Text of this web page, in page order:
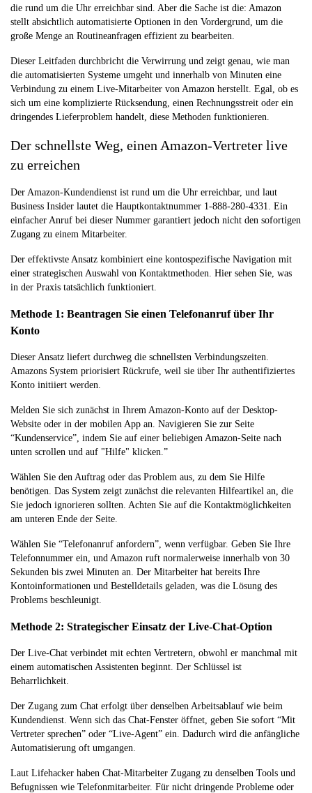
die rund um die Uhr erreichbar sind. Aber die Sache ist die: Amazon
stellt absichtlich automatisierte Optionen in den Vordergrund, um die
große Menge an Routineanfragen effizient zu bearbeiten.
Dieser Leitfaden durchbricht die Verwirrung und zeigt genau, wie man
die automatisierten Systeme umgeht und innerhalb von Minuten eine
Verbindung zu einem Live-Mitarbeiter von Amazon herstellt. Egal, ob es
sich um eine komplizierte Rücksendung, einen Rechnungsstreit oder ein
dringendes Lieferproblem handelt, diese Methoden funktionieren.
Der schnellste Weg, einen Amazon-Vertreter live
zu erreichen
Der Amazon-Kundendienst ist rund um die Uhr erreichbar, und laut
Business Insider lautet die Hauptkontaktnummer 1-888-280-4331. Ein
einfacher Anruf bei dieser Nummer garantiert jedoch nicht den sofortigen
Zugang zu einem Mitarbeiter.
Der effektivste Ansatz kombiniert eine kontospezifische Navigation mit
einer strategischen Auswahl von Kontaktmethoden. Hier sehen Sie, was
in der Praxis tatsächlich funktioniert.
Methode 1: Beantragen Sie einen Telefonanruf über Ihr
Konto
Dieser Ansatz liefert durchweg die schnellsten Verbindungszeiten.
Amazons System priorisiert Rückrufe, weil sie über Ihr authentifiziertes
Konto initiiert werden.
Melden Sie sich zunächst in Ihrem Amazon-Konto auf der Desktop-
Website oder in der mobilen App an. Navigieren Sie zur Seite
“Kundenservice”, indem Sie auf einer beliebigen Amazon-Seite nach
unten scrollen und auf "Hilfe" klicken.”
Wählen Sie den Auftrag oder das Problem aus, zu dem Sie Hilfe
benötigen. Das System zeigt zunächst die relevanten Hilfeartikel an, die
Sie jedoch ignorieren sollten. Achten Sie auf die Kontaktmöglichkeiten
am unteren Ende der Seite.
Wählen Sie “Telefonanruf anfordern”, wenn verfügbar. Geben Sie Ihre
Telefonnummer ein, und Amazon ruft normalerweise innerhalb von 30
Sekunden bis zwei Minuten an. Der Mitarbeiter hat bereits Ihre
Kontoinformationen und Bestelldetails geladen, was die Lösung des
Problems beschleunigt.
Methode 2: Strategischer Einsatz der Live-Chat-Option
Der Live-Chat verbindet mit echten Vertretern, obwohl er manchmal mit
einem automatischen Assistenten beginnt. Der Schlüssel ist
Beharrlichkeit.
Der Zugang zum Chat erfolgt über denselben Arbeitsablauf wie beim
Kundendienst. Wenn sich das Chat-Fenster öffnet, geben Sie sofort “Mit
Vertreter sprechen” oder “Live-Agent” ein. Dadurch wird die anfängliche
Automatisierung oft umgangen.
Laut Lifehacker haben Chat-Mitarbeiter Zugang zu denselben Tools und
Befugnissen wie Telefonmitarbeiter. Für nicht dringende Probleme oder